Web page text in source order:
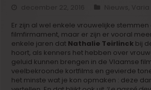
Nieuws
Varia
Er zijn al wel enkele vrouwelijke
filmfirmament, maar er zijn er vooral
enkele jaren dat Nathalie Teirlinck bij
hoort, als kenners het hebben over
geluid kunnen brengen in de Vlaamse
veelbekroonde kortfilms en gevierde
het minste wat je kon opmaken : deze